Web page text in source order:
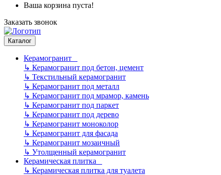
Ваша корзина пуста!
Заказать звонок
Каталог
Керамогранит
↳ Керамогранит под бетон, цемент
↳ Текстильный керамогранит
↳ Керамогранит под металл
↳ Керамогранит под мрамор, камень
↳ Керамогранит под паркет
↳ Керамогранит под дерево
↳ Керамогранит моноколор
↳ Керамогранит для фасада
↳ Керамогранит мозаичный
↳ Утолщенный керамогранит
Керамическая плитка
↳ Керамическая плитка для туалета